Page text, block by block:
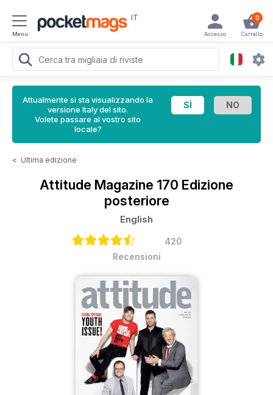
Menu
IT 0
Carrello
Accesso
Attualmente si sta visualizzando la
versione Italy del sito.
Volete passare al vostro sito
locale?
< Ultima edizione
Attitude Magazine 170 Edizione
posteriore
English
420
Recensioni